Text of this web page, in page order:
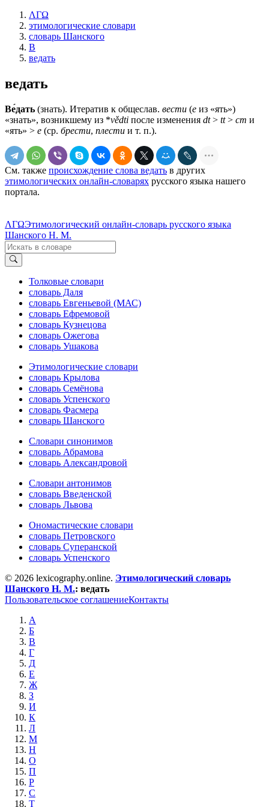
ΛΓΩ
этимологические словари
словарь Шанского
В
ведать
ведать
Ве́дать (знать). Итератив к общеслав. вести (е из «ять»)
«знать», возникшему из *vědti после изменения dt> tt> ст и
«ять» > е (ср. брести, плести и т. п.).
См. также происхождение слова ведать в других
этимологических онлайн-словарях русского языка нашего
портала.
ΛΓΩЭтимологический онлайн-словарь русского языка
Шанского Н. М.
Толковые словари
словарь Даля
словарь Евгеньевой (МАС)
словарь Ефремовой
словарь Кузнецова
словарь Ожегова
словарь Ушакова
Этимологические словари
словарь Крылова
словарь Семёнова
словарь Успенского
словарь Фасмера
словарь Шанского
Словари синонимов
словарь Абрамова
словарь Александровой
Словари антонимов
словарь Введенской
словарь Львова
Ономастические словари
словарь Петровского
словарь Суперанской
словарь Успенского
© 2026 lexicography.online. Этимологический словарь
Шанского Н. М.: ведать
Пользовательское соглашениеКонтакты
А
Б
В
Г
Д
Е
Ж
З
И
К
Л
М
Н
О
П
Р
С
Т